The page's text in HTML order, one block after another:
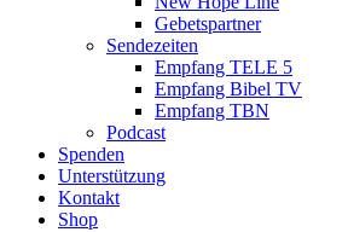
Gebetspartner
Sendezeiten
Empfang TELE 5
Empfang Bibel TV
Empfang TBN
Podcast
Spenden
Unterstützung
Kontakt
Shop